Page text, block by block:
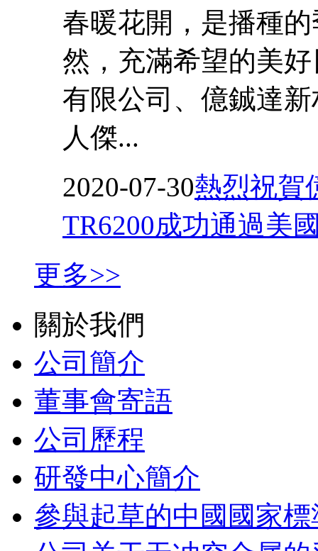
春暖花開，是播種
然，充滿希望的美
有限公司、億鋮達
人傑...
2020-07-30熱烈祝賀
TR6200成功通過美
更多>>
關於我們
公司簡介
董事會寄語
公司歷程
研發中心簡介
參與起草的中國國家標